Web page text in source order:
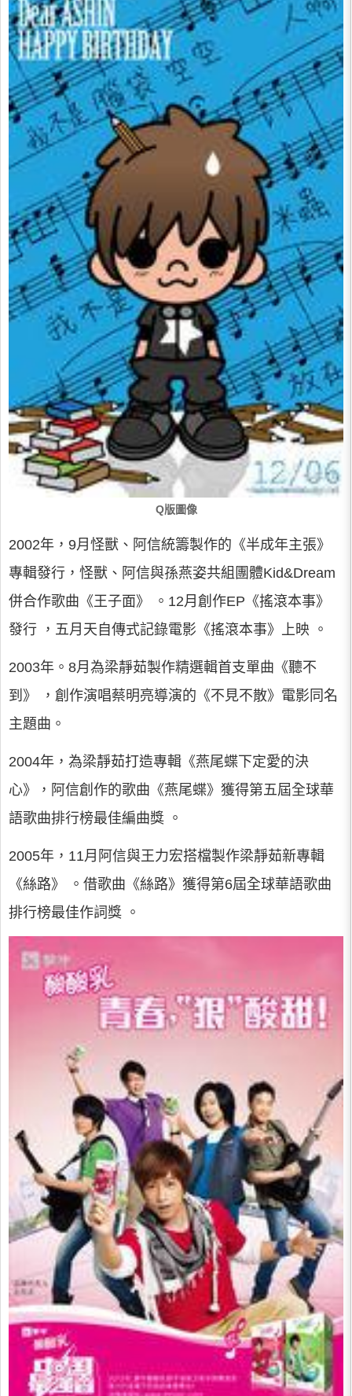
Q版圖像
2002年，9月怪獸、阿信統籌製作的《半成年主張》
專輯發行，怪獸、阿信與孫燕姿共組團體Kid&Dream
併合作歌曲《王子面》 。12月創作EP《搖滾本事》
發行 ，五月天自傳式記錄電影《搖滾本事》上映 。
2003年。8月為梁靜茹製作精選輯首支單曲《聽不
到》 ，創作演唱蔡明亮導演的《不見不散》電影同名
主題曲。
2004年，為梁靜茹打造專輯《燕尾蝶下定愛的決
心》，阿信創作的歌曲《燕尾蝶》獲得第五屆全球華
語歌曲排行榜最佳編曲獎 。
2005年，11月阿信與王力宏搭檔製作梁靜茹新專輯
《絲路》 。借歌曲《絲路》獲得第6屆全球華語歌曲
排行榜最佳作詞獎 。